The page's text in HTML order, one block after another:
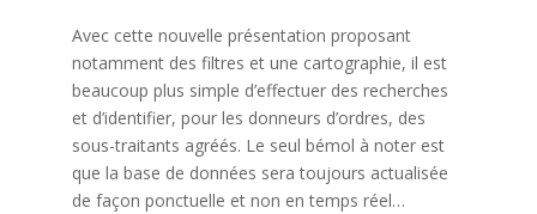
Avec cette nouvelle présentation proposant
notamment des filtres et une cartographie, il est
beaucoup plus simple d’effectuer des recherches
et d’identifier, pour les donneurs d’ordres, des
sous-traitants agréés. Le seul bémol à noter est
que la base de données sera toujours actualisée
de façon ponctuelle et non en temps réel…